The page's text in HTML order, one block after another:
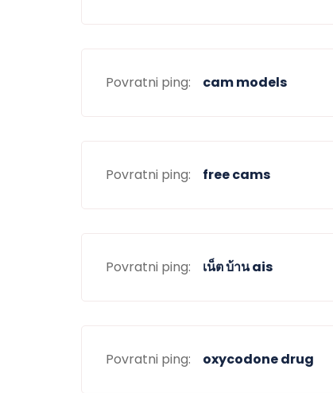
Povratni ping: cam models
Povratni ping: free cams
Povratni ping: เน็ต บ้าน ais
Povratni ping: oxycodone drug